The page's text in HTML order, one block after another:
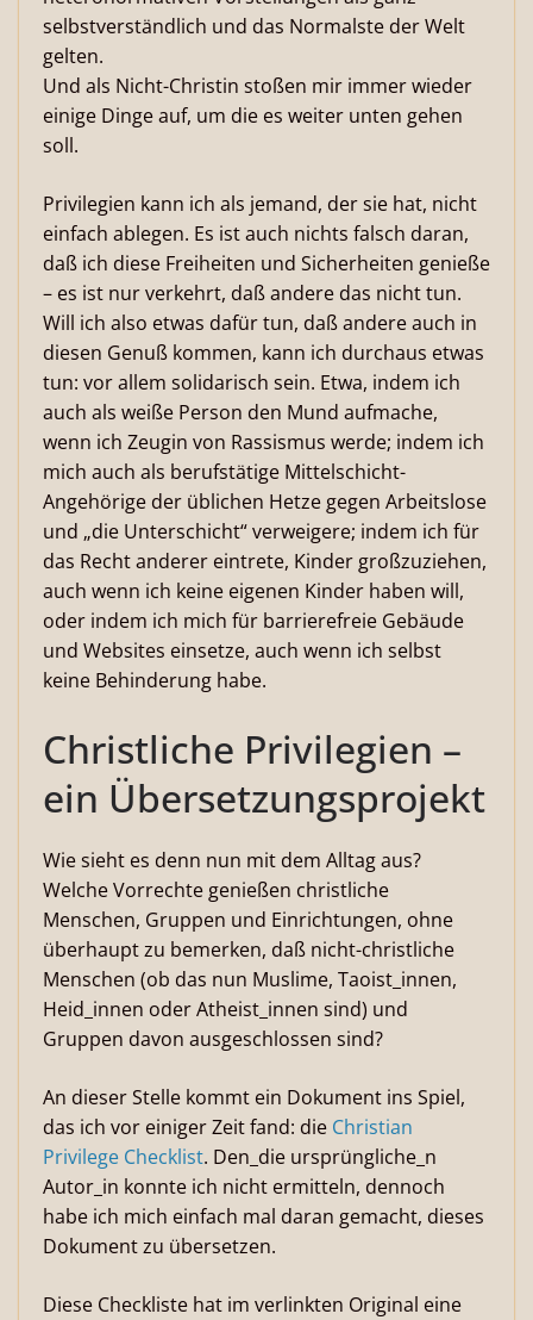
selbstverständlich und das Normalste der Welt
gelten.
Und als Nicht-Christin stoßen mir immer wieder
einige Dinge auf, um die es weiter unten gehen
soll.
Privilegien kann ich als jemand, der sie hat, nicht
einfach ablegen. Es ist auch nichts falsch daran,
daß ich diese Freiheiten und Sicherheiten genieße
– es ist nur verkehrt, daß andere das nicht tun.
Will ich also etwas dafür tun, daß andere auch in
diesen Genuß kommen, kann ich durchaus etwas
tun: vor allem solidarisch sein. Etwa, indem ich
auch als weiße Person den Mund aufmache,
wenn ich Zeugin von Rassismus werde; indem ich
mich auch als berufstätige Mittelschicht-
Angehörige der üblichen Hetze gegen Arbeitslose
und „die Unterschicht“ verweigere; indem ich für
das Recht anderer eintrete, Kinder großzuziehen,
auch wenn ich keine eigenen Kinder haben will,
oder indem ich mich für barrierefreie Gebäude
und Websites einsetze, auch wenn ich selbst
keine Behinderung habe.
Christliche Privilegien –
ein Übersetzungsprojekt
Wie sieht es denn nun mit dem Alltag aus?
Welche Vorrechte genießen christliche
Menschen, Gruppen und Einrichtungen, ohne
überhaupt zu bemerken, daß nicht-christliche
Menschen (ob das nun Muslime, Taoist_innen,
Heid_innen oder Atheist_innen sind) und
Gruppen davon ausgeschlossen sind?
An dieser Stelle kommt ein Dokument ins Spiel,
das ich vor einiger Zeit fand: die Christian
Privilege Checklist. Den_die ursprüngliche_n
Autor_in konnte ich nicht ermitteln, dennoch
habe ich mich einfach mal daran gemacht, dieses
Dokument zu übersetzen.
Diese Checkliste hat im verlinkten Original eine